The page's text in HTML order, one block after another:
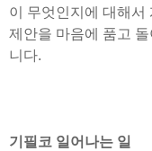
이 무엇인지에 대해서
제안을 마음에 품고
니다.
기필코 일어나는 일